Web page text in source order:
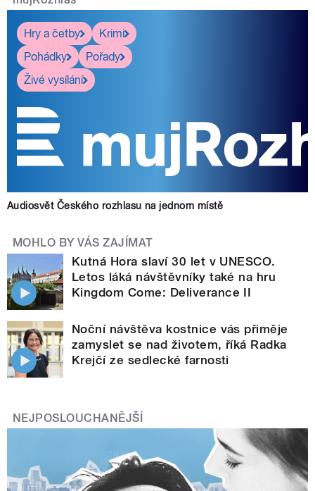
Hry a četby
Krimi
Pohádky
Pořady
Živé vysílání
Audiosvět Českého rozhlasu na jednom místě
MOHLO BY VÁS ZAJÍMAT
Kutná Hora slaví 30 let v UNESCO.
Letos láká návštěvníky také na hru
Kingdom Come: Deliverance II
Noční návštěva kostnice vás přiměje
zamyslet se nad životem, říká Radka
Krejčí ze sedlecké farnosti
NEJPOSLOUCHANĚJŠÍ